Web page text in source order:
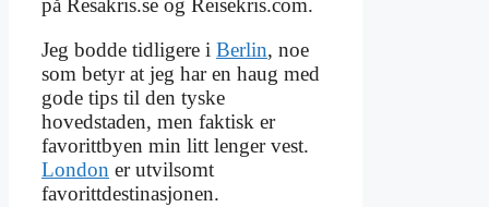
på Resakris.se og Reisekris.com.
Jeg bodde tidligere i Berlin, noe
som betyr at jeg har en haug med
gode tips til den tyske
hovedstaden, men faktisk er
favorittbyen min litt lenger vest.
London er utvilsomt
favorittdestinasjonen.